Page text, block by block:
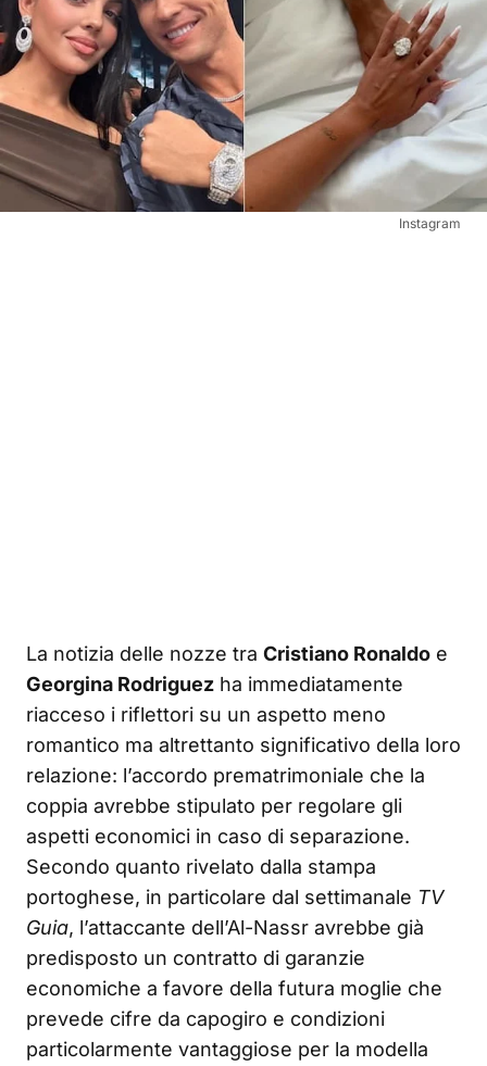
Instagram
La notizia delle nozze tra Cristiano Ronaldo e
Georgina Rodriguez ha immediatamente
riacceso i riflettori su un aspetto meno
romantico ma altrettanto significativo della loro
relazione: l’accordo prematrimoniale che la
coppia avrebbe stipulato per regolare gli
aspetti economici in caso di separazione.
Secondo quanto rivelato dalla stampa
portoghese, in particolare dal settimanale TV
Guia, l’attaccante dell’Al-Nassr avrebbe già
predisposto un contratto di garanzie
economiche a favore della futura moglie che
prevede cifre da capogiro e condizioni
particolarmente vantaggiose per la modella